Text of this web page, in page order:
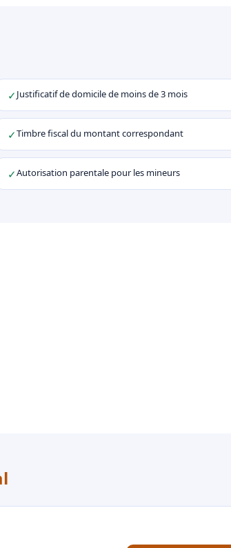
✓Justificatif de domicile de moins de 3 mois
✓Timbre fiscal du montant correspondant
✓Autorisation parentale pour les mineurs